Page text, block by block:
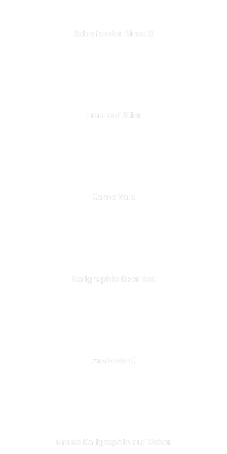
Schlafender Riese II
Frau auf Stier
Carne Vale
Kaligraphie über Rot
Arabeske I
Große Kaligraphie auf Ocker